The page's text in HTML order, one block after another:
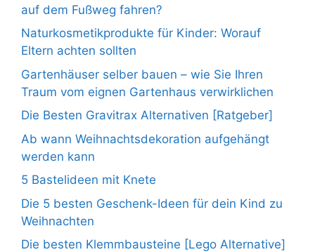
auf dem Fußweg fahren?
Naturkosmetikprodukte für Kinder: Worauf
Eltern achten sollten
Gartenhäuser selber bauen – wie Sie Ihren
Traum vom eignen Gartenhaus verwirklichen
Die Besten Gravitrax Alternativen [Ratgeber]
Ab wann Weihnachtsdekoration aufgehängt
werden kann
5 Bastelideen mit Knete
Die 5 besten Geschenk-Ideen für dein Kind zu
Weihnachten
Die besten Klemmbausteine [Lego Alternative]